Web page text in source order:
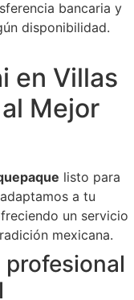
bancaria y
disponibilidad.
en Villas
Mejor
listo para
a tu
un servicio
mexicana.